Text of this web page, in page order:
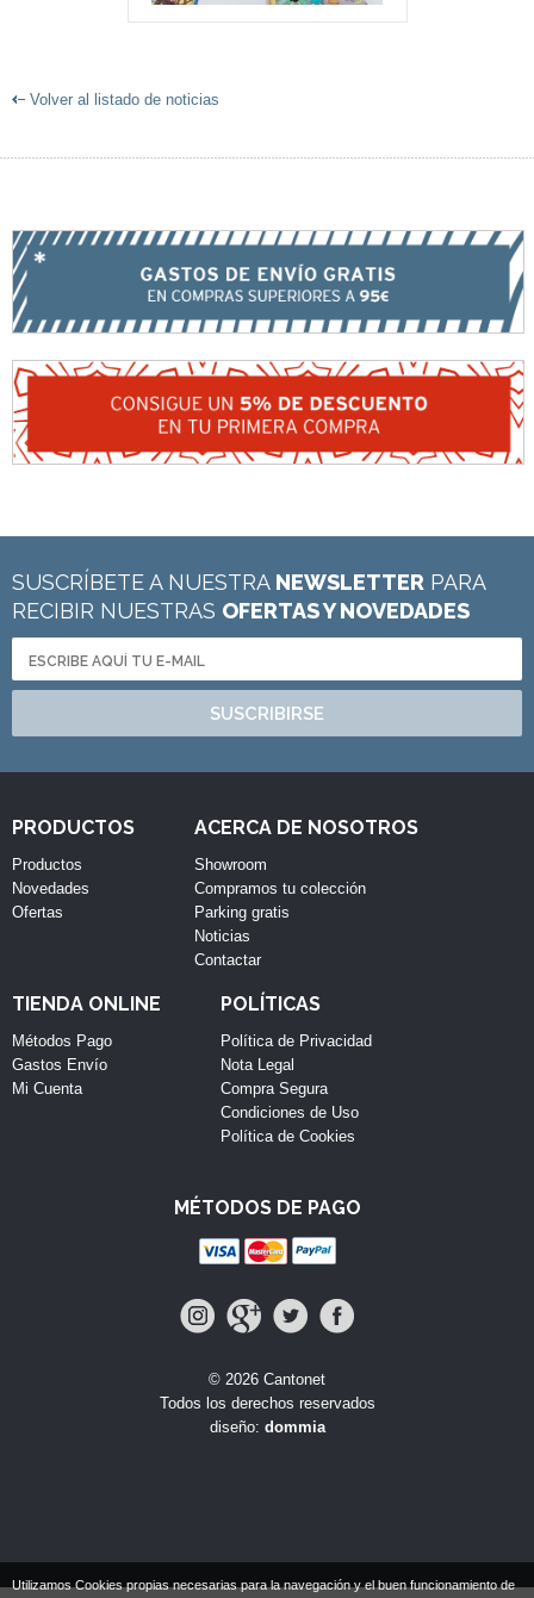
Volver al listado de noticias
SUSCRÍBETE A NUESTRA NEWSLETTER PARA
RECIBIR NUESTRAS OFERTAS Y NOVEDADES
SUSCRIBIRSE
PRODUCTOS
Productos
Novedades
Ofertas
ACERCA DE NOSOTROS
Showroom
Compramos tu colección
Parking gratis
Noticias
Contactar
TIENDA ONLINE
Métodos Pago
Gastos Envío
Mi Cuenta
POLÍTICAS
Política de Privacidad
Nota Legal
Compra Segura
Condiciones de Uso
Política de Cookies
MÉTODOS DE PAGO
© 2026 Cantonet
Todos los derechos reservados
diseño: dommia
Utilizamos Cookies propias necesarias para la navegación y el buen funcionamiento de